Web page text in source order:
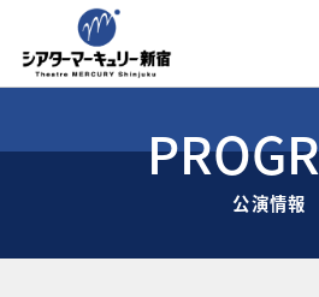
公演情報
公演情報